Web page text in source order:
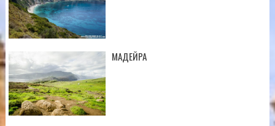
МАДЕЙРА